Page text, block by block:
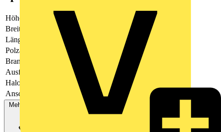
Höhe
14
Breite
17.9
Länge
Polzahl
Brandlast
0.05417
Ausführung
Halogenfrei
Anschlussart
Federzuganschluss
Mehr anzeigen